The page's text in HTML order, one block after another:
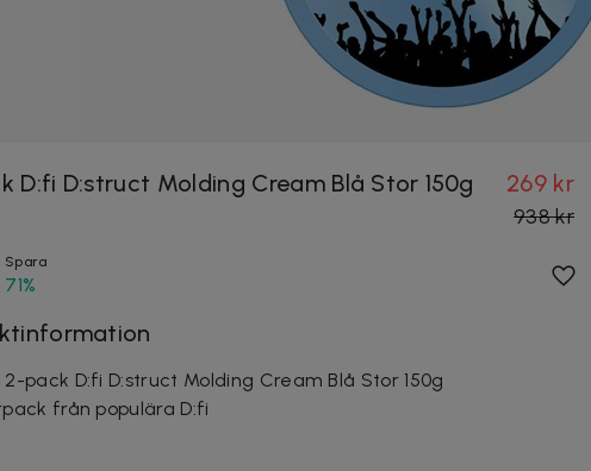
D:fi D:struct Molding Cream Blå Stor 150g 269 kr
938 kr
Spara
71%
2-pack D:fi D:struct Molding Cream Blå Stor 150g
från populära D:fi